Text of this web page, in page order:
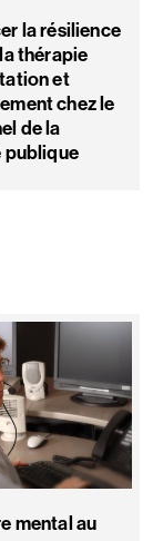
la résilience
thérapie
et
chez le
de la
publique
mental au